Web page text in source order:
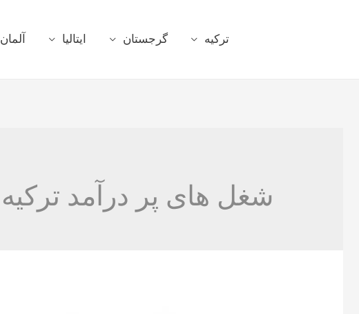
ترکیه گرجستان ایتالیا آلمان
شغل های پر درآمد ترکیه